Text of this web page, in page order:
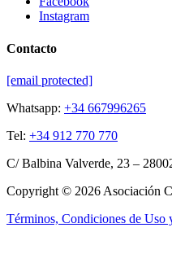
Instagram
Contacto
[email protected]
Whatsapp: +34 667996265
Tel: +34 912 770 770
C/ Balbina Valverde, 23 –
Copyright © 2026 Asociación
Términos, Condiciones de Uso